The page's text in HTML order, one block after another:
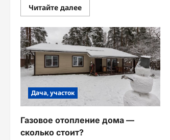
Читайте далееПрочитать
больше
Инфракрасное
отопление
—
особенности,
стоимость,
преимущества
и
недостатки
Дача, участок
Газовое отопление дома —
сколько стоит?